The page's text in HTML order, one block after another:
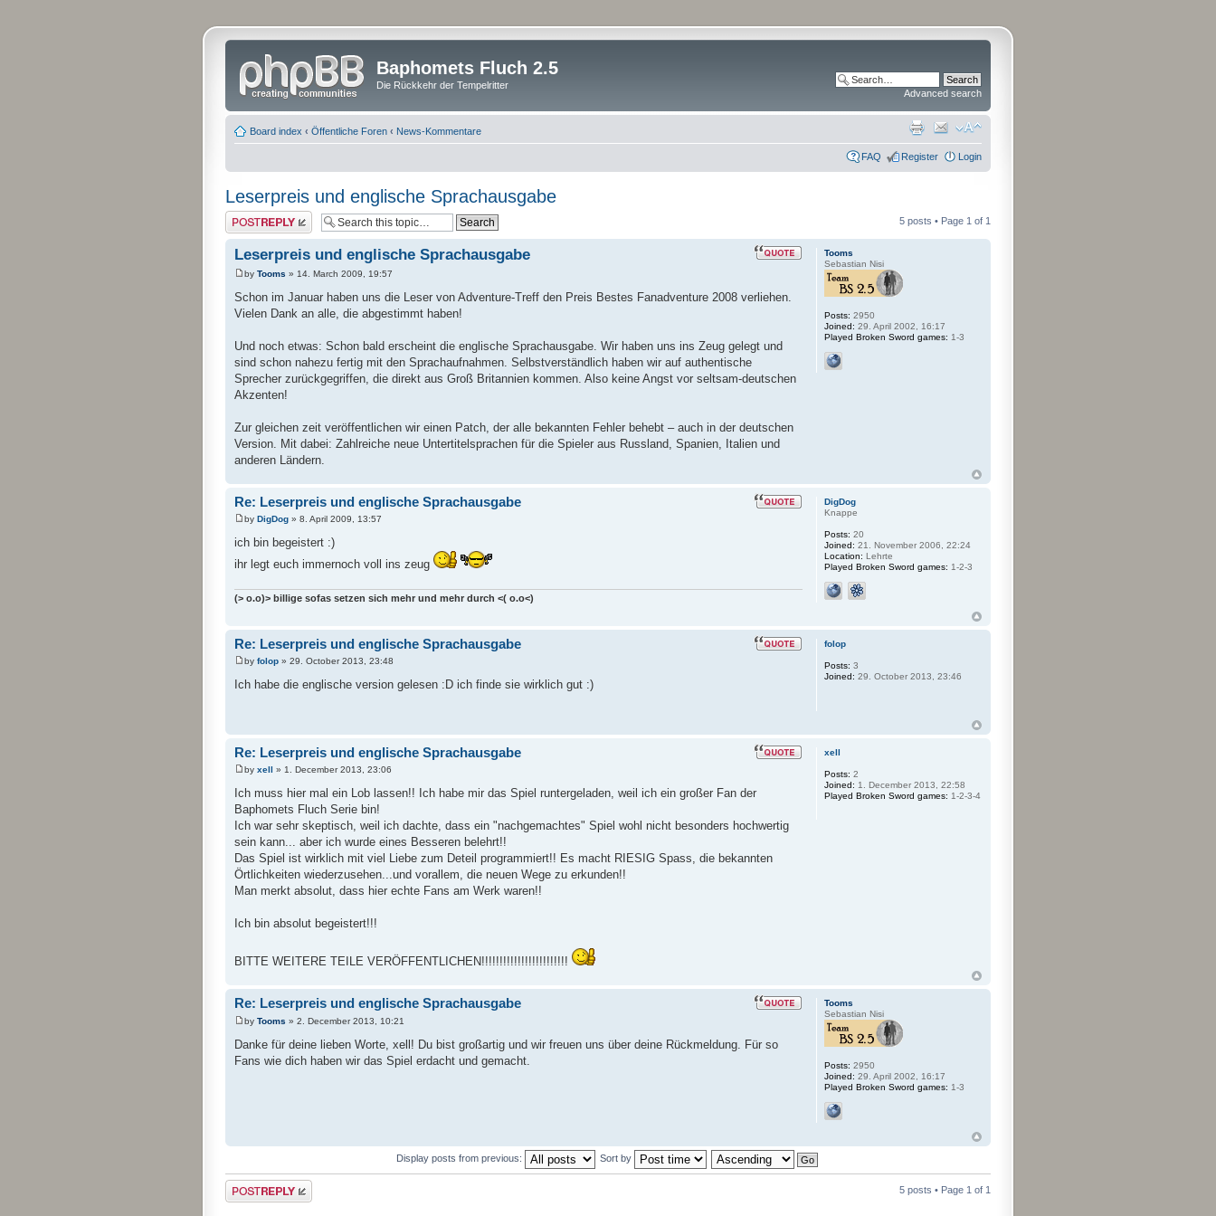
Baphomets Fluch 2.5
Die Rückkehr der Tempelritter
Advanced search
Board index ‹ Öffentliche Foren ‹ News-Kommentare
FAQ Register Login
Leserpreis und englische Sprachausgabe
Post a reply 5 posts • Page 1 of 1
Leserpreis und englische Sprachausgabe
by Tooms » 14. March 2009, 19:57
Schon im Januar haben uns die Leser von Adventure-Treff den Preis Bestes Fanadventure 2008 verliehen.
Vielen Dank an alle, die abgestimmt haben!
Und noch etwas: Schon bald erscheint die englische Sprachausgabe. Wir haben uns ins Zeug gelegt und
sind schon nahezu fertig mit den Sprachaufnahmen. Selbstverständlich haben wir auf authentische
Sprecher zurückgegriffen, die direkt aus Groß Britannien kommen. Also keine Angst vor seltsam-deutschen
Akzenten!
Zur gleichen zeit veröffentlichen wir einen Patch, der alle bekannten Fehler behebt – auch in der deutschen
Version. Mit dabei: Zahlreiche neue Untertitelsprachen für die Spieler aus Russland, Spanien, Italien und
anderen Ländern.
Tooms
Sebastian Nisi
Posts: 2950
Joined: 29. April 2002, 16:17
Played Broken Sword games: 1-3
Re: Leserpreis und englische Sprachausgabe
by DigDog » 8. April 2009, 13:57
ich bin begeistert :)
ihr legt euch immernoch voll ins zeug
(> o.o)> billige sofas setzen sich mehr und mehr durch <( o.o<)
DigDog
Knappe
Posts: 20
Joined: 21. November 2006, 22:24
Location: Lehrte
Played Broken Sword games: 1-2-3
Re: Leserpreis und englische Sprachausgabe
by folop » 29. October 2013, 23:48
Ich habe die englische version gelesen :D ich finde sie wirklich gut :)
folop
Posts: 3
Joined: 29. October 2013, 23:46
Re: Leserpreis und englische Sprachausgabe
by xell » 1. December 2013, 23:06
Ich muss hier mal ein Lob lassen!! Ich habe mir das Spiel runtergeladen, weil ich ein großer Fan der
Baphomets Fluch Serie bin!
Ich war sehr skeptisch, weil ich dachte, dass ein "nachgemachtes" Spiel wohl nicht besonders hochwertig
sein kann... aber ich wurde eines Besseren belehrt!!
Das Spiel ist wirklich mit viel Liebe zum Deteil programmiert!! Es macht RIESIG Spass, die bekannten
Örtlichkeiten wiederzusehen...und vorallem, die neuen Wege zu erkunden!!
Man merkt absolut, dass hier echte Fans am Werk waren!!
Ich bin absolut begeistert!!!
BITTE WEITERE TEILE VERÖFFENTLICHEN!!!!!!!!!!!!!!!!!!!!!!!!
xell
Posts: 2
Joined: 1. December 2013, 22:58
Played Broken Sword games: 1-2-3-4
Re: Leserpreis und englische Sprachausgabe
by Tooms » 2. December 2013, 10:21
Danke für deine lieben Worte, xell! Du bist großartig und wir freuen uns über deine Rückmeldung. Für so
Fans wie dich haben wir das Spiel erdacht und gemacht.
Tooms
Sebastian Nisi
Posts: 2950
Joined: 29. April 2002, 16:17
Played Broken Sword games: 1-3
Display posts from previous: Sort by
Post a reply 5 posts • Page 1 of 1